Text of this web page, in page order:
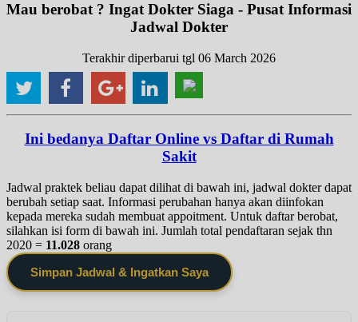
Mau berobat ? Ingat Dokter Siaga - Pusat Informasi
Jadwal Dokter
Terakhir diperbarui tgl 06 March 2026
Ini bedanya Daftar Online vs Daftar di Rumah
Sakit
Jadwal praktek beliau dapat dilihat di bawah ini, jadwal dokter dapat
berubah setiap saat. Informasi perubahan hanya akan diinfokan
kepada mereka sudah membuat appoitment. Untuk daftar berobat,
silahkan isi form di bawah ini. Jumlah total pendaftaran sejak thn
2020 = 11.028 orang
Simpan Jadwal & Ingatkan Saya